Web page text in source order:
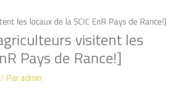
les locaux de la SCIC EnR Pays de Rance!]
visitent les
Pays de Rance!]
/ Paradmin